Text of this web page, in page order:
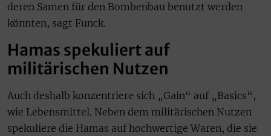
deren Samen für den Bombenbau benutzt werden
könnten, sagt Funck.
Hamas spekuliert auf
militärischen Nutzen
Auch deshalb konzentriere sich „Gain“ auf „Basics“,
wie Lebensmittel. Neben dem militärischen Nutzen
spekuliere die Hamas auf hochwertige Waren, die sie